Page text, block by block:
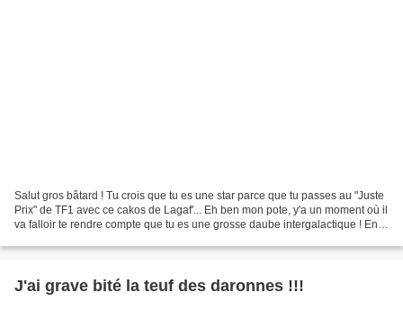
Salut gros bâtard ! Tu crois que tu es une star parce que tu passes au "Juste
Prix" de TF1 avec ce cakos de Lagaf'... Eh ben mon pote, y'a un moment où il
va falloir te rendre compte que tu es une grosse daube intergalactique ! En
J'ai grave bité la teuf des daronnes !!!